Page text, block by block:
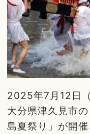
2025年7月12日
大分県津久見市
島夏祭り」が開催